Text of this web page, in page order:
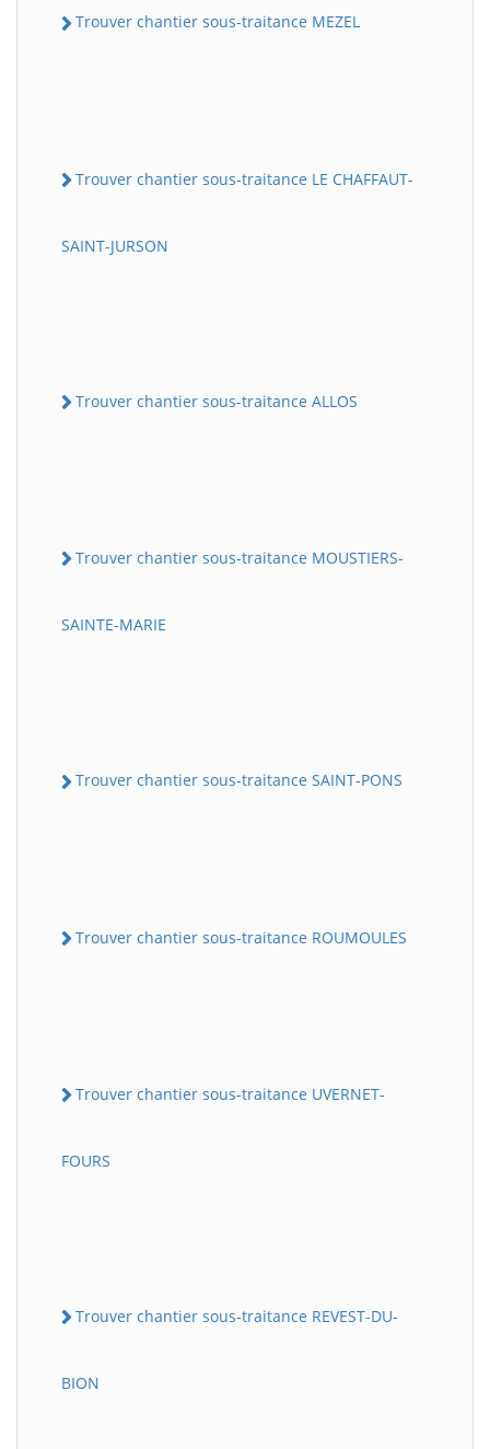
Trouver chantier sous-traitance MEZEL
Trouver chantier sous-traitance LE CHAFFAUT-
SAINT-JURSON
Trouver chantier sous-traitance ALLOS
Trouver chantier sous-traitance MOUSTIERS-
SAINTE-MARIE
Trouver chantier sous-traitance SAINT-PONS
Trouver chantier sous-traitance ROUMOULES
Trouver chantier sous-traitance UVERNET-
FOURS
Trouver chantier sous-traitance REVEST-DU-
BION